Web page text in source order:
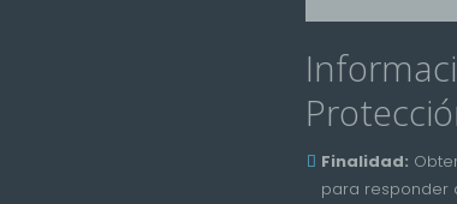
Finalidad:
para responder